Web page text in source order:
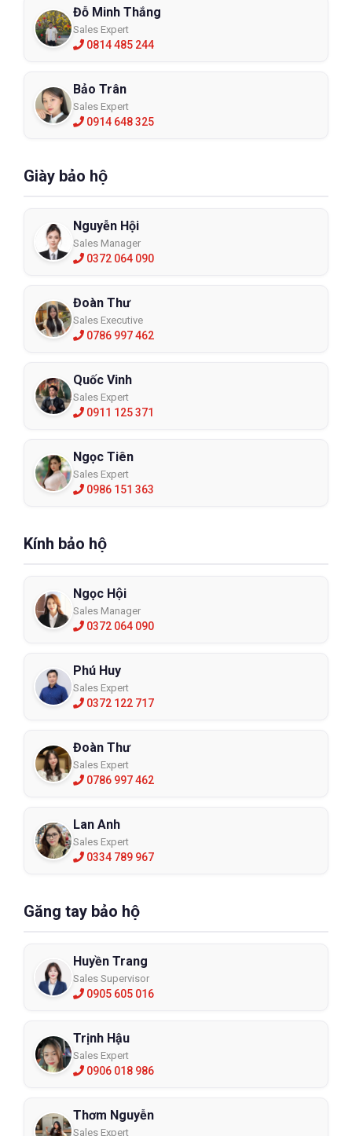
Đỗ Minh Thắng
Sales Expert
0814 485 244
Bảo Trân
Sales Expert
0914 648 325
Giày bảo hộ
Nguyễn Hội
Sales Manager
0372 064 090
Đoàn Thư
Sales Executive
0786 997 462
Quốc Vinh
Sales Expert
0911 125 371
Ngọc Tiên
Sales Expert
0986 151 363
Kính bảo hộ
Ngọc Hội
Sales Manager
0372 064 090
Phú Huy
Sales Expert
0372 122 717
Đoàn Thư
Sales Expert
0786 997 462
Lan Anh
Sales Expert
0334 789 967
Găng tay bảo hộ
Huyền Trang
Sales Supervisor
0905 605 016
Trịnh Hậu
Sales Expert
0906 018 986
Thơm Nguyễn
Sales Expert